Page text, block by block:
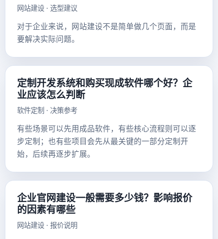
网站建设 · 选型建议
对于企业来说，网站建设不是简单做几个页面，而是
要解决实际问题。
定制开发系统和购买现成软件哪个好？企
业应该怎么判断
软件定制 · 决策参考
有些场景可以先用成品软件，有些核心流程则可以逐
步定制；也有些项目会先从最关键的一部分定制开
始，后续再逐步扩展。
企业官网建设一般需要多少钱？影响报价
的因素有哪些
网站建设 · 报价说明